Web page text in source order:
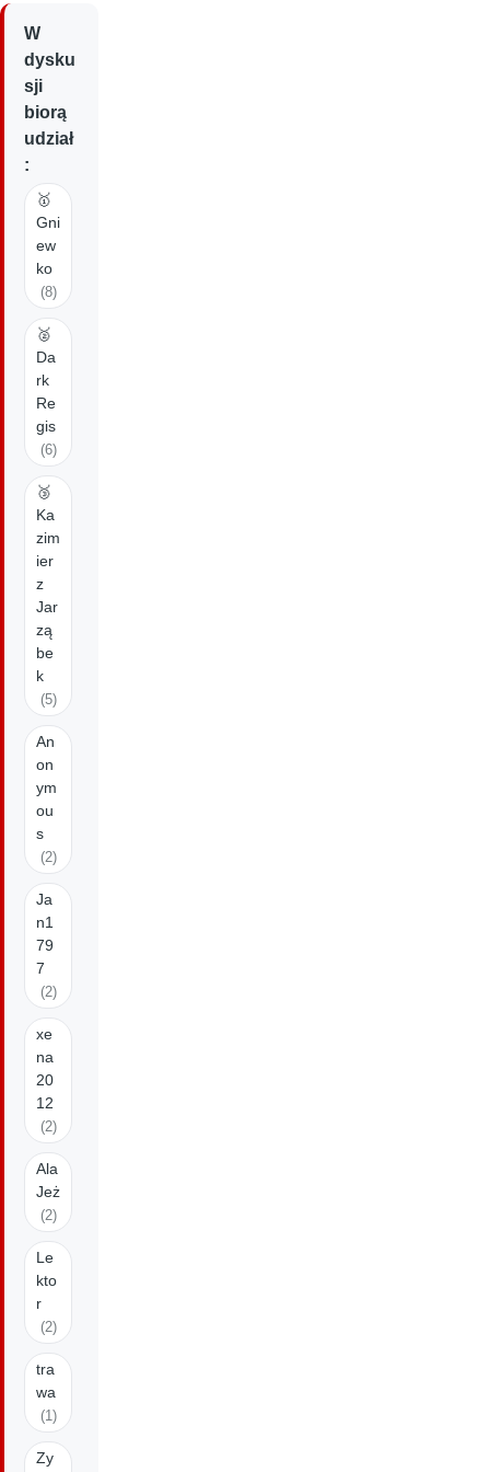
W
dysku
sji
biorą
udział
:
🥇
Gni
ew
ko
(8)
🥈
Da
rk
Re
gis
(6)
🥉
Ka
zim
ier
z
Jar
zą
be
k
(5)
An
on
ym
ou
s
(2)
Ja
n1
79
7
(2)
xe
na
20
12
(2)
Ala
Jeż
(2)
Le
kto
r
(2)
tra
wa
(1)
Zy